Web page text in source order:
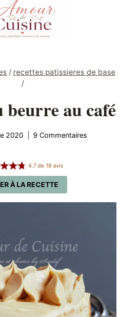
/ recettes patissieres de base
/
beurre au café
2020 9 Commentaires
À LA RECETTE
4.7 de18 avis